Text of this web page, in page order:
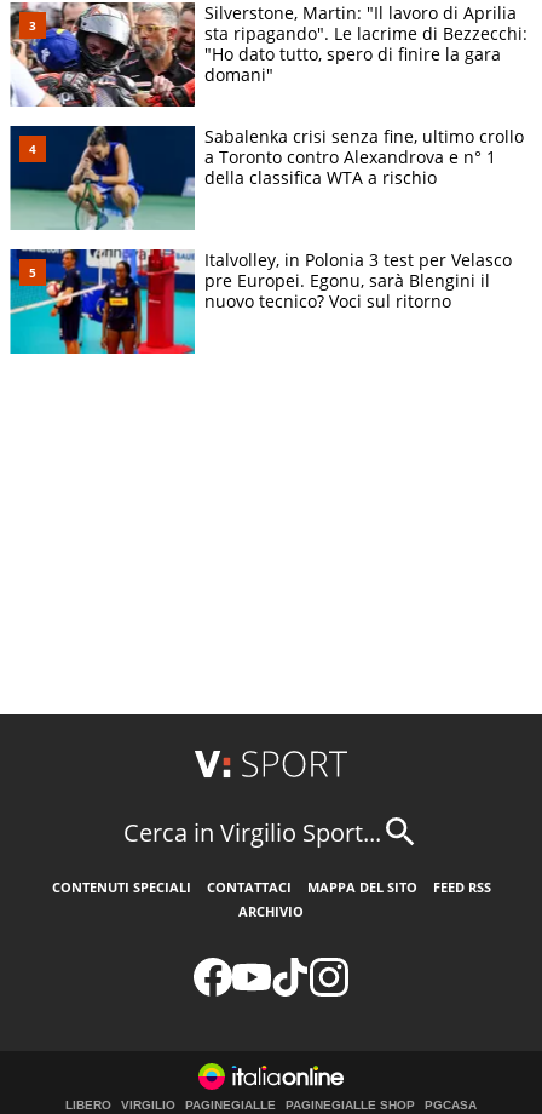
Silverstone, Martin: "Il lavoro di Aprilia
sta ripagando". Le lacrime di Bezzecchi:
"Ho dato tutto, spero di finire la gara
domani"
Sabalenka crisi senza fine, ultimo crollo
a Toronto contro Alexandrova e n° 1
della classifica WTA a rischio
Italvolley, in Polonia 3 test per Velasco
pre Europei. Egonu, sarà Blengini il
nuovo tecnico? Voci sul ritorno
Cerca in Virgilio Sport...
CONTENUTI SPECIALI CONTATTACI MAPPA DEL SITO
FEED RSS
ARCHIVIO
LIBERO VIRGILIO PAGINEGIALLE PAGINEGIALLE SHOP
PGCASA